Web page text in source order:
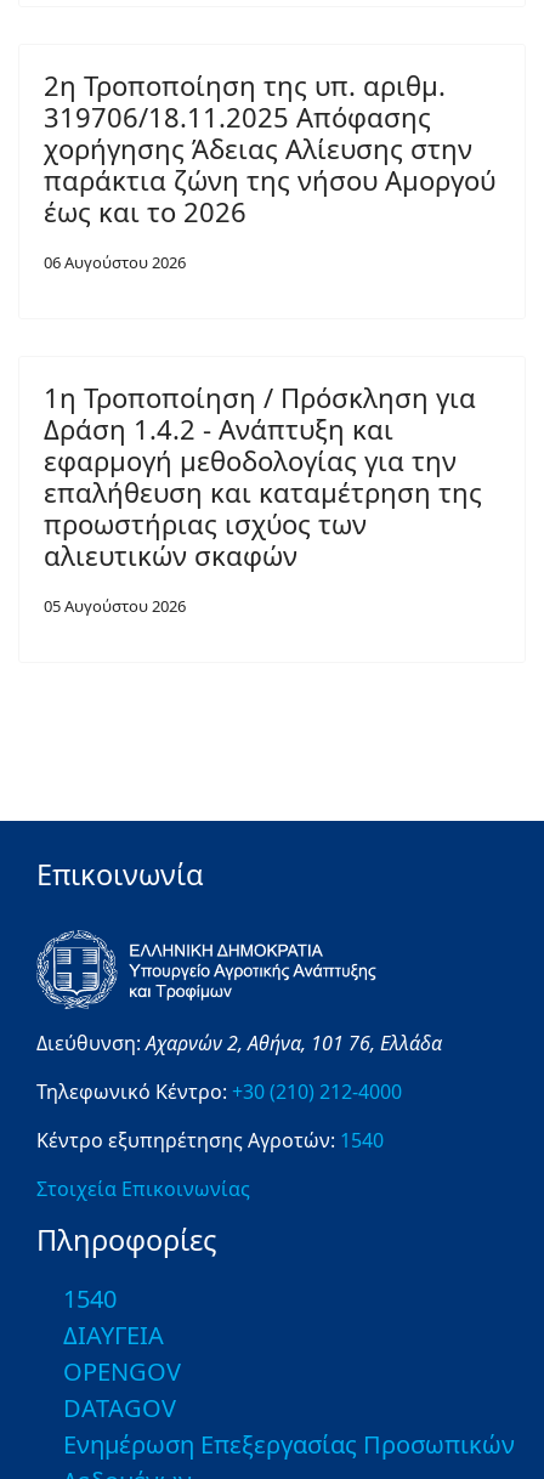
2η Τροποποίηση της υπ. αριθμ.
319706/18.11.2025 Απόφασης
χορήγησης Άδειας Αλίευσης στην
παράκτια ζώνη της νήσου Αμοργού
έως και το 2026
06 Αυγούστου 2026
1η Τροποποίηση / Πρόσκληση για
Δράση 1.4.2 - Ανάπτυξη και
εφαρμογή μεθοδολογίας για την
επαλήθευση και καταμέτρηση της
προωστήριας ισχύος των
αλιευτικών σκαφών
05 Αυγούστου 2026
Επικοινωνία
Διεύθυνση:Αχαρνών 2,Αθήνα, 101 76, Ελλάδα
Τηλεφωνικό Κέντρο: +30 (210) 212-4000
Κέντρο εξυπηρέτησης Αγροτών: 1540
Στοιχεία Επικοινωνίας
Πληροφορίες
1540
ΔΙΑΥΓΕΙΑ
OPENGOV
DATAGOV
Ενημέρωση Επεξεργασίας Προσωπικών